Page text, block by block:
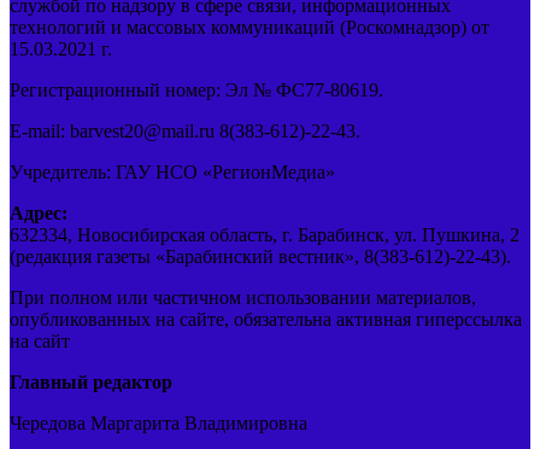
службой по надзору в сфере связи, информационных
технологий и массовых коммуникаций (Роскомнадзор) от
15.03.2021 г.
Регистрационный номер: Эл № ФС77-80619.
E-mail: barvest20@mail.ru 8(383-612)-22-43.
Учредитель: ГАУ НСО «РегионМедиа»
Адрес:
632334, Новосибирская область, г. Барабинск, ул. Пушкина, 2
(редакция газеты «Барабинский вестник», 8(383-612)-22-43).
При полном или частичном использовании материалов,
опубликованных на сайте, обязательна активная гиперссылка
на сайт
Главный редактор
Чередова Маргарита Владимировна